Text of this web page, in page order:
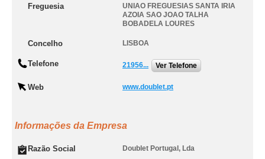
Freguesia
UNIAO FREGUESIAS SANTA IRIA
AZOIA SAO JOAO TALHA
BOBADELA LOURES
Concelho LISBOA
Telefone 21956... Ver Telefone
Web www.doublet.pt
Informações da Empresa
Razão Social Doublet Portugal, Lda